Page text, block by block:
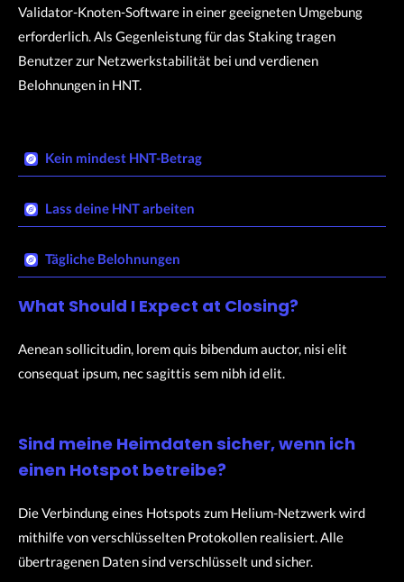
Validator-Knoten-Software in einer geeigneten Umgebung
erforderlich. Als Gegenleistung für das Staking tragen
Benutzer zur Netzwerkstabilität bei und verdienen
Belohnungen in HNT.
Kein mindest HNT-Betrag​
Lass deine HNT arbeiten
Tägliche Belohnungen​
What Should I Expect at Closing?
Aenean sollicitudin, lorem quis bibendum auctor, nisi elit
consequat ipsum, nec sagittis sem nibh id elit.
Sind meine Heimdaten sicher, wenn ich
einen Hotspot betreibe?
Die Verbindung eines Hotspots zum Helium-Netzwerk wird
mithilfe von verschlüsselten Protokollen realisiert. Alle
übertragenen Daten sind verschlüsselt und sicher.